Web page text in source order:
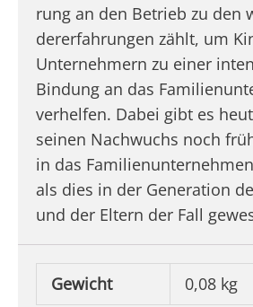
rung an den Betrieb zu den
derer­fah­run­gen zählt, um
Unter­neh­mern zu einer
Bin­dung an das
ver­hel­fen. Dabei gibt es
sei­nen Nach­wuchs noch
in das
als dies in der Genera­ti­on
und der Eltern der Fall
Gewicht 0,08 kg